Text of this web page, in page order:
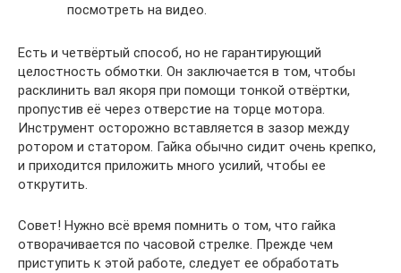
посмотреть на видео.
Есть и четвёртый способ, но не гарантирующий
целостность обмотки. Он заключается в том, чтобы
расклинить вал якоря при помощи тонкой отвёртки,
пропустив её через отверстие на торце мотора.
Инструмент осторожно вставляется в зазор между
ротором и статором. Гайка обычно сидит очень крепко,
и приходится приложить много усилий, чтобы ее
открутить.
Совет! Нужно всё время помнить о том, что гайка
отворачивается по часовой стрелке. Прежде чем
приступить к этой работе, следует ее обработать